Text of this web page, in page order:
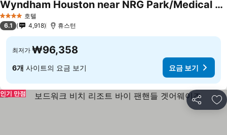
4 성급 호텔
Wyndham Houston near NRG Park/Medical Center
6.1 4,918 휴스턴
최저가 ₩96,358
6개 사이트의 요금 보기 요금 보기
공유 즐
인기 만점